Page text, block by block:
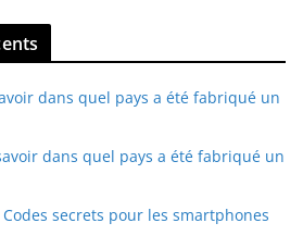
dans quel pays a été fabriqué un
dans quel pays a été fabriqué un
Codes secrets pour les smartphones